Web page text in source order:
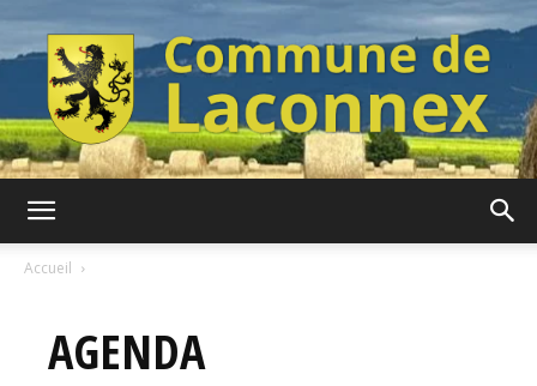
Accueil
AGENDA